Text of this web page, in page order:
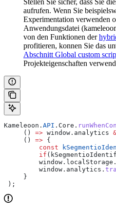
Stellen Sie sicher, dass Sie
aufrufen. Wenn Sie
Experimentation verwenden
Anwendungsdatei
von den Funktionen der
profitieren, konnen Sie das
Abschnitt Global custom
Projekteigenschaften
Kameleoon . API . Core .
     ()
=> window . analytics
     ()
=> {
         const
         if
(
         window
. localStorage .
         window
. analytics .
     }
);